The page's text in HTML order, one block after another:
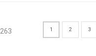
1 2 3